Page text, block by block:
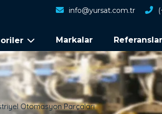
info@yursat.com.tr
Markalar Referanslar
Otomasyon Parçaları